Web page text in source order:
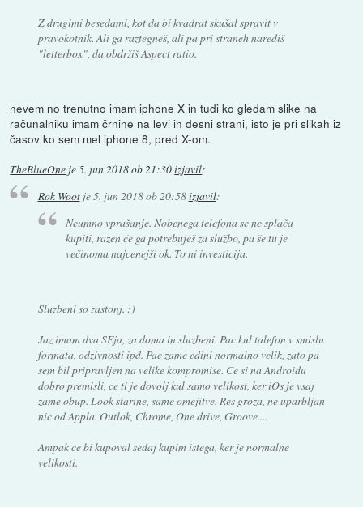
Z drugimi besedami, kot da bi kvadrat skušal spravit v
pravokotnik. Ali ga raztegneš, ali pa pri straneh narediš
"letterbox", da obdržiš Aspect ratio.
nevem no trenutno imam iphone X in tudi ko gledam slike na
računalniku imam črnine na levi in desni strani, isto je pri slikah iz
časov ko sem mel iphone 8, pred X-om.
TheBlueOne je5. jun 2018 ob 21:30izjavil:
Rok Wootje5. jun 2018 ob 20:58izjavil:
Neumno vprašanje. Nobenega telefona se ne splača
kupiti, razen če ga potrebuješ za službo, pa še tu je
večinoma najcenejši ok. To ni investicija.
Sluzbeni so zastonj. :)
Jaz imam dva SEja, za doma in sluzbeni. Pac kul talefon v smislu
formata, odzivnosti ipd. Pac zame edini normalno velik, zato pa
sem bil pripravljen na velike kompromise. Ce si na Androidu
dobro premisli, ce ti je dovolj kul samo velikost, ker iOs je vsaj
zame obup. Look starine, same omejitve. Res groza, ne uparbljan
nic od Appla. Outlok, Chrome, One drive, Groove....
Ampak ce bi kupoval sedaj kupim istega, ker je normalne
velikosti.